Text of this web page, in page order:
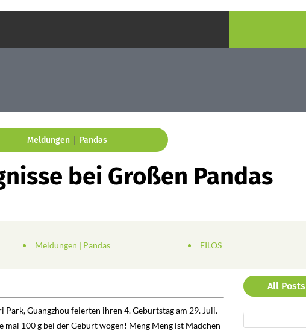
Meldungen| Pandas
bei Großen Pandas
Meldungen | Pandas FILOS
Park, Guangzhou feierten ihren 4. Geburtstag am 29. Juli.
100 g bei der Geburt wogen! Meng Meng ist Mädchen
All Posts